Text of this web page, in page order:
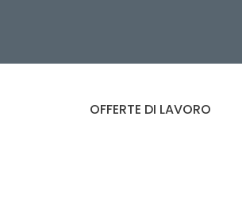
OFFERTE DI LAVORO